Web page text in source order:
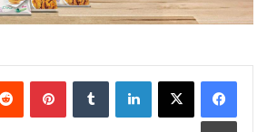
لينكدإن
طباعة